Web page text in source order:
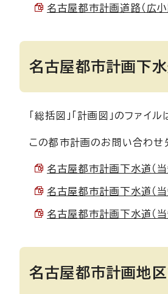
名古屋都市計画道路（広
名古屋都市計画下水
「総括図」「計画図」のファ
この都市計画のお問い合わ
名古屋都市計画下水道（
名古屋都市計画下水道（
名古屋都市計画下水道（
名古屋都市計画地区